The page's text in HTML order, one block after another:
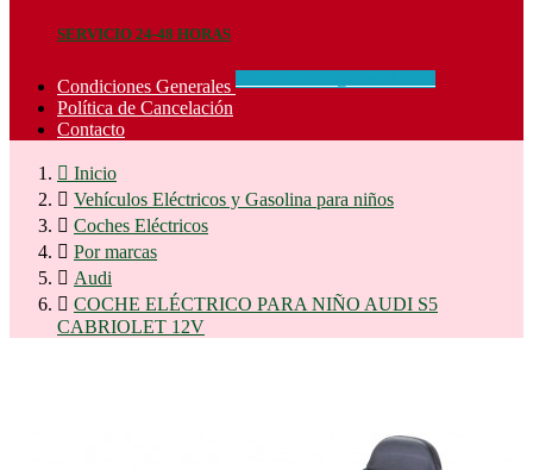
SERVICIO 24-48 HORAS
Condiciones Generales
Política de Cancelación
Contacto
 Inicio
 Vehículos Eléctricos y Gasolina para niños
 Coches Eléctricos
 Por marcas
 Audi
 COCHE ELÉCTRICO PARA NIÑO AUDI S5
CABRIOLET 12V